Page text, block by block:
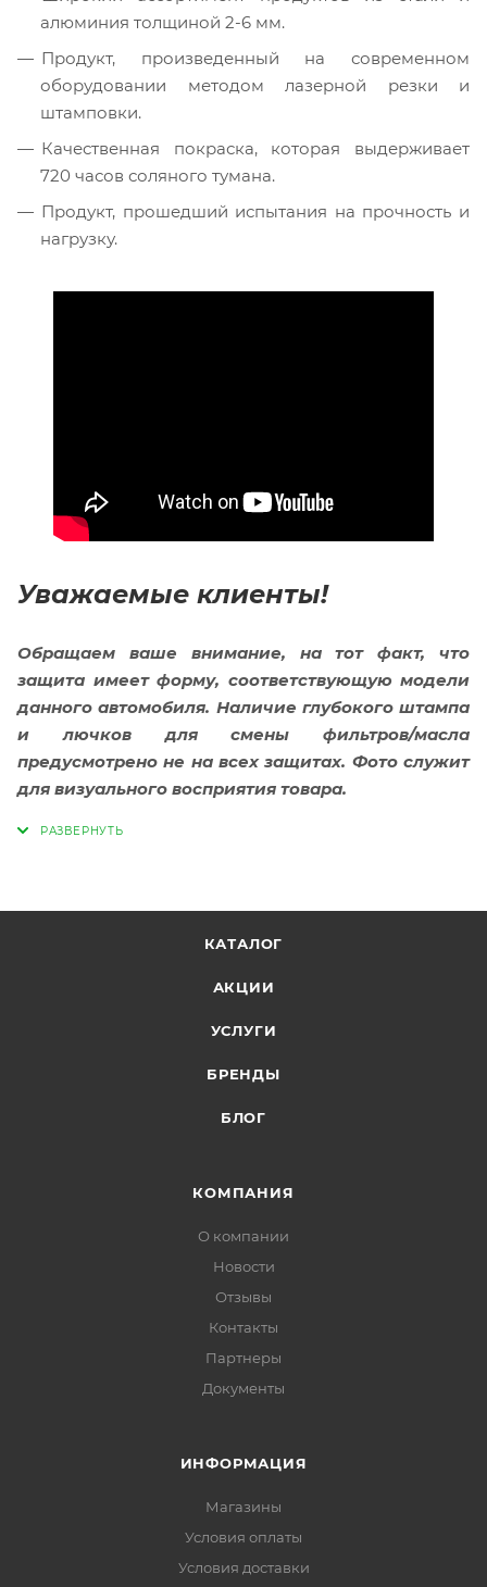
алюминия толщиной 2-6 мм.
Продукт, произведенный на современном
оборудовании методом лазерной резки и
штамповки.
Качественная покраска, которая выдерживает
720 часов соляного тумана.
Продукт, прошедший испытания на прочность и
нагрузку.
Уважаемые клиенты!
Обращаем ваше внимание, на тот факт, что
защита имеет форму, соответствующую модели
данного автомобиля. Наличие глубокого штампа
и лючков для смены фильтров/масла
предусмотрено не на всех защитах. Фото служит
для визуального восприятия товара.
КАТАЛОГ
АКЦИИ
УСЛУГИ
БРЕНДЫ
БЛОГ
КОМПАНИЯ
О компании
Новости
Отзывы
Контакты
Партнеры
Документы
ИНФОРМАЦИЯ
Магазины
Условия оплаты
Условия доставки